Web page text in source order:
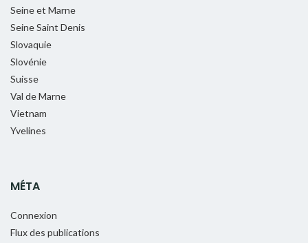
Seine et Marne
Seine Saint Denis
Slovaquie
Slovénie
Suisse
Val de Marne
Vietnam
Yvelines
MÉTA
Connexion
Flux des publications